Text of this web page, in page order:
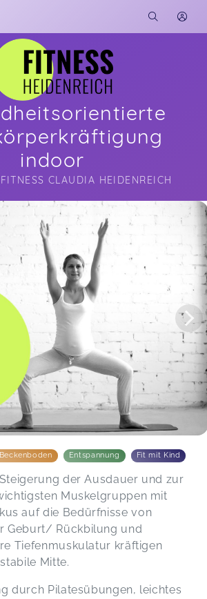
indoor
CLAUDIA HEIDENREICH
more about me here...
Beckenboden Entspannung Fit mit Kind
der Ausdauer und zur
Muskelgruppen mit
auf die Bedürfnisse von
Geburt/ Rückbilung und
Tiefenmuskulatur kräftigen
Mitte.
durch Pilatesübungen, leichtes